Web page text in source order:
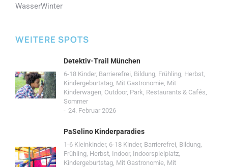
WasserWinter
WEITERE SPOTS
Detektiv-Trail München
6-18 Kinder, Barrierefrei, Bildung, Frühling, Herbst,
Kindergeburtstag, Mit Gastronomie, Mit
Kinderwagen, Outdoor, Park, Restaurants & Cafés,
Sommer
24. Februar 2026
PaSelino Kinderparadies
1-6 Kleinkinder, 6-18 Kinder, Barrierefrei, Bildung,
Frühling, Herbst, Indoor, Indoorspielplatz,
Kindergeburtstag, Mit Gastronomie, Mit